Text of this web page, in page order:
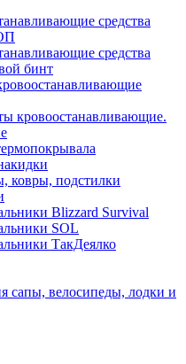
средства
средства
бинт
кровоостанавливающие.
ковры, подстилки
Blizzard Survival
SOL
ТакДеялко
сапы, велосипеды, лодки и